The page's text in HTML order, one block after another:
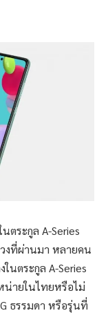
ตระกูล A-Series
งที่ผ่านมา หลายคน
นตระกูล A-Series
น่ายในไทยหรือไม่
ธรรมดา หรือรุ่นที่